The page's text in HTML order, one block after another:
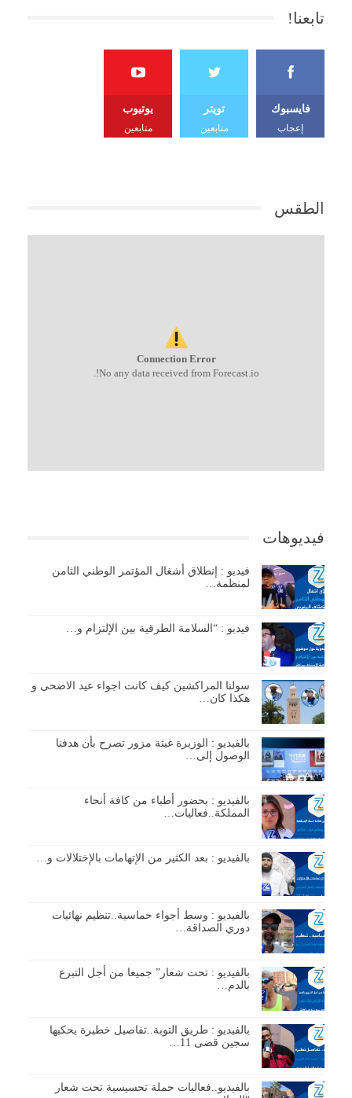
تابعنا!
فايسبوك
إعجاب
تويتر
متابعين
يوتيوب
متابعين
الطقس
Connection Error
No any data received from Forecast.io!.
فيديوهات
فيديو : إنطلاق أشغال المؤتمر الوطني الثامن
لمنظمة…
فيديو : “السلامة الطرقية بين الإلتزام و…
سولنا المراكشين كيف كانت اجواء عيد الاضحى و
هكذا كان…
بالفيديو : الوزيرة غيثة مزور تصرح بأن هدفنا
الوصول إلى…
بالفيديو : بحضور أطباء من كافة أنحاء
المملكة..فعاليات…
بالفيديو : بعد الكثير من الإتهامات بالإختلالات و…
بالفيديو : وسط أجواء حماسية..تنظيم نهائيات
دوري الصداقة…
بالفيديو : تحت شعار” جميعا من أجل التبرع
بالدم…
بالفيديو : طريق التوبة..تفاصيل خطيرة يحكيها
سجين قضى 11…
بالفيديو..فعاليات حملة تحسيسية تحت شعار